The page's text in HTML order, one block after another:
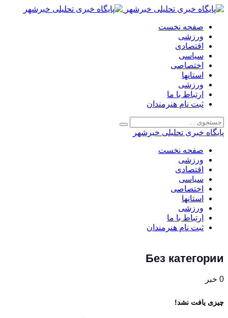
صفحه نخست
ورزشی
اقتصادی
سیاسی
اختصاصی
استانها
ورزشی
ارتباط با ما
ثبت نام هنرمندان
پایگاه خبری تحلیلی خبرشهر
صفحه نخست
ورزشی
اقتصادی
سیاسی
اختصاصی
استانها
ورزشی
ارتباط با ما
ثبت نام هنرمندان
Без категории
0 خبر
چیزی یافت نشد!